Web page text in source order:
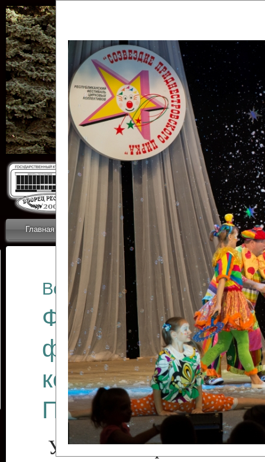
Главная Приветствие Коллективы Новости
ОТЧЕТЫ ГКЦ
Все отчеты
Финал
фестиваля
коллективов
Приднестровского
Участники фестиваля: